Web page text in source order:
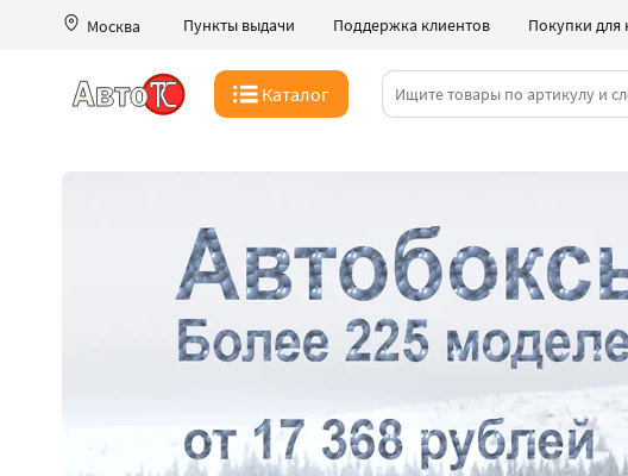
Москва Пункты выдачи Поддержка клиентов Покупки для
Каталог